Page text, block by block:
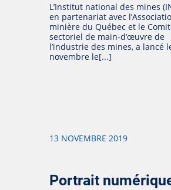
L’Institut national des mines
en partenariat avec
minière du Québec et le
sectoriel de main-d’œuvre de
l’industrie des mines, a lancé
novembre le[...]
13 NOVEMBRE 2019
Portrait